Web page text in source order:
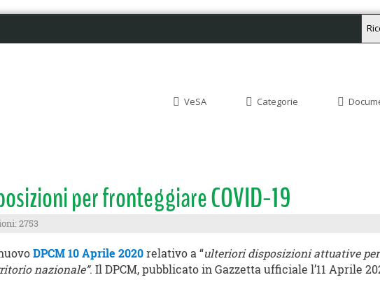
VeSA Categorie
per fronteggiare COVID-19
2753
DPCM 10 Aprile 2020 relativo a “ulteriori disposizioni attuative
nazionale”. Il DPCM, pubblicato in Gazzetta ufficiale l’11 Aprile